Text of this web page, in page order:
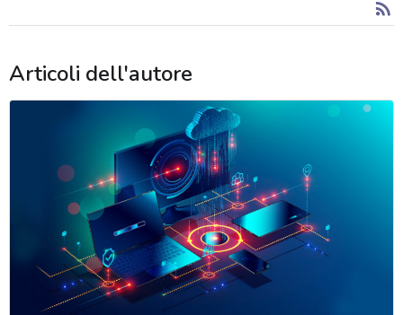
Articoli dell'autore